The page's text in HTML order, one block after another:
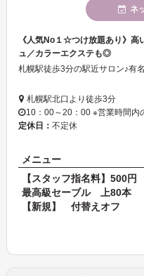
ネ
《人気No１☆つけ放題あり》高
ュ／カラーエクステも◎
札幌駅北口より徒歩3分
10：00～20：00 ※営業時間内
定休日： 不定休
メニュー
【スタッフ指名料】500円
最高級セーブル 上80本
【新規】 付替えオフ